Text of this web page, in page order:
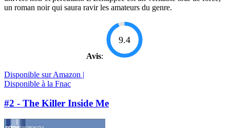
un roman noir qui saura ravir les amateurs du genre.
Avis:
9.4
Disponible sur Amazon |
Disponible à la Fnac
#2 - The Killer Inside Me